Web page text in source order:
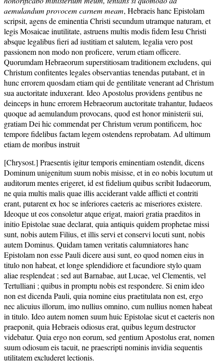
aemulandum provocem carnem meam, Hebraeis hanc Epistolam
scripsit, agens de eminentia Christi secundum utramque naturam, et
legis Mosaicae inutilitate, astruens multis modis fidem Iesu Christi
absque legalibus fieri ad iustitiam et salutem, legalia vero post
passionem non modo non proficere, verum etiam officere.
Quorumdam Hebraeorum superstitiosam traditionem excludens, qui
Christum confitentes legales observantias tenendas putabant, et in
hunc errorem quosdam etiam qui de gentilitate venerant ad Christum
sua auctoritate induxerant. Ideo Apostolus providens gentibus ne
deinceps in hunc errorem Hebraeorum auctoritate trahantur, Iudaeos
quoque ad aemulandum provocans, quod est honor ministerii sui,
gratiam Dei hic commendat per Christum verum pontificem, hoc
tempore fidelibus factam legem ostendens reprobatam. Ad ultimum
etiam de moribus instruit
[Chrysost.] Praesentis igitur temporis eminentiam ostendit, dicens
Dominum unigenitum suum nobis misisse, et in eo nobis locutum ut
auditorum mentes erigeret, id est fidelium quibus scribit Iudaeorum,
ne quia multis malis quae illis acciderant valde afflicti et contriti
erant, putarent ex hoc se inferiores caeteris ac miseriores existere.
Ideoque ut eos consoletur atque erigat, maiori gratia praeditos in
initio Epistolae suae declarat, quia antiquis quidem prophetae missi
sunt, nobis autem Filius, et illis servi et conservi locuti sunt, nobis
autem Dominus. Quidam tamen veritatis calumniatores hanc
Epistolam non esse Pauli dicere ausi sunt, eo quod nomen eius in
titulo non habeat, et longe splendidiore et facundiore stylo quam
aliae resplendeat ; sed aut Barnabae, aut Lucae, vel Clementis, vel
Tertulliani ; quibus in promptu nobis est respondere. Si enim ideo
non est dicenda Pauli, quia nomine eius praetitulata non est, ergo
nec alicuius illorum, imo nullius omnino, cum nullius nomen habeat
in titulo. Ideo autem nomen suum huic Epistolae sicut et caeteris non
praeponit, quia Hebraeis odiosus erat, quibus legum destructor
videbatur. Quia ergo non eorum, sed gentium Apostolus erat, nomen
suum odiosum eis tacuit, ne praescripti nominis invidia sequentis
utilitatem excluderet lectionis.